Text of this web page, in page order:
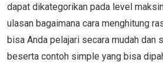
dapat dikategorikan pada level
ulasan bagaimana cara menghitung
bisa Anda pelajari secara mudah dan
beserta contoh simple yang bisa